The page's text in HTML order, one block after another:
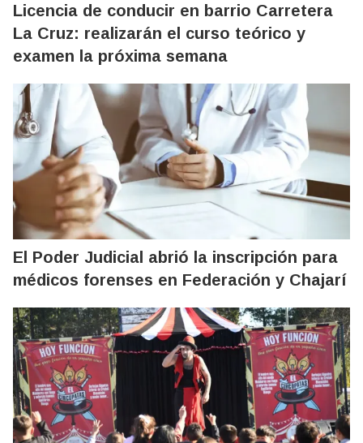
Licencia de conducir en barrio Carretera
La Cruz: realizarán el curso teórico y
examen la próxima semana
El Poder Judicial abrió la inscripción para
médicos forenses en Federación y Chajarí